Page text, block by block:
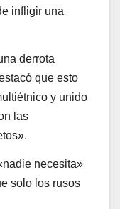
infligir una
derrota
que esto
y unido
las
necesita»
solo los rusos